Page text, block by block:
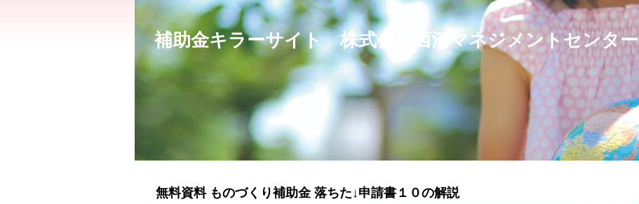
補助金キラーサイト 株式会社西河マネジメントセンター
無料資料 ものづくり補助金 落ちた↓申請書１０の解説